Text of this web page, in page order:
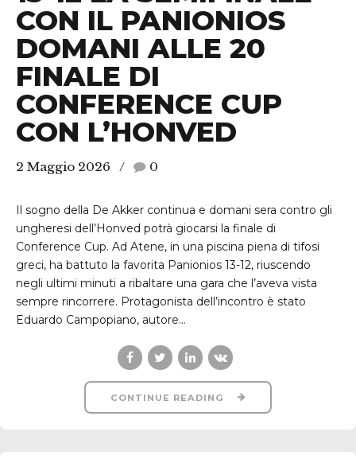
CON IL PANIONIOS
DOMANI ALLE 20
FINALE DI
CONFERENCE CUP
CON L’HONVED
2 Maggio 2026 0
Il sogno della De Akker continua e domani sera contro gli
ungheresi dell’Honved potrà giocarsi la finale di
Conference Cup. Ad Atene, in una piscina piena di tifosi
greci, ha battuto la favorita Panionios 13-12, riuscendo
negli ultimi minuti a ribaltare una gara che l’aveva vista
sempre rincorrere. Protagonista dell’incontro è stato
Eduardo Campopiano, autore...
CONTINUE READING